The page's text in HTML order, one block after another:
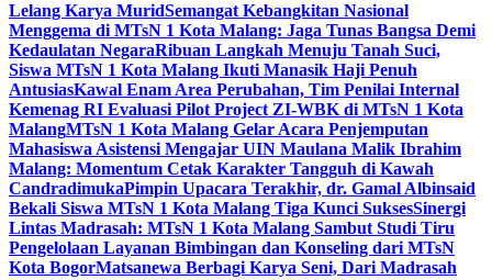
Lelang Karya MuridSemangat Kebangkitan Nasional
Menggema di MTsN 1 Kota Malang: Jaga Tunas Bangsa Demi
Kedaulatan NegaraRibuan Langkah Menuju Tanah Suci,
Siswa MTsN 1 Kota Malang Ikuti Manasik Haji Penuh
AntusiasKawal Enam Area Perubahan, Tim Penilai Internal
Kemenag RI Evaluasi Pilot Project ZI-WBK di MTsN 1 Kota
MalangMTsN 1 Kota Malang Gelar Acara Penjemputan
Mahasiswa Asistensi Mengajar UIN Maulana Malik Ibrahim
Malang: Momentum Cetak Karakter Tangguh di Kawah
CandradimukaPimpin Upacara Terakhir, dr. Gamal Albinsaid
Bekali Siswa MTsN 1 Kota Malang Tiga Kunci SuksesSinergi
Lintas Madrasah: MTsN 1 Kota Malang Sambut Studi Tiru
Pengelolaan Layanan Bimbingan dan Konseling dari MTsN
Kota BogorMatsanewa Berbagi Karya Seni, Dari Madrasah